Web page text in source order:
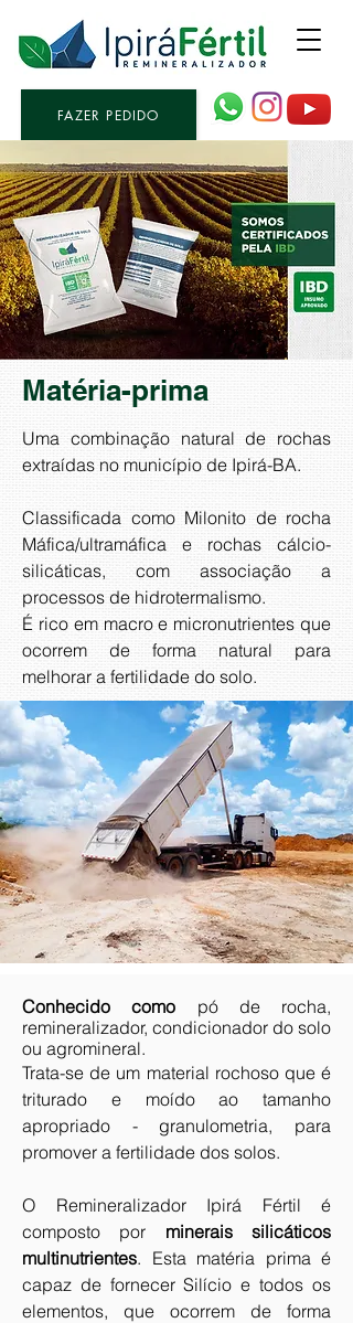
FAZER PEDIDO
Matéria-prima
Uma combinação natural de rochas
extraídas no município de Ipirá-BA.
Classificada como Milonito de rocha
Máfica/ultramáfica e rochas cálcio-
silicáticas, com associação a
processos de hidrotermalismo.
É rico em macro e micronutrientes que
ocorrem de forma natural para
melhorar a fertilidade do solo.
Conhecido como pó de rocha,
remineralizador, condicionador do solo
ou agromineral.
Trata-se de um material rochoso que é
triturado e moído ao tamanho
apropriado - granulometria, para
promover a fertilidade dos solos.
O Remineralizador Ipirá Fértil é
composto por minerais silicáticos
multinutrientes. Esta matéria prima é
capaz de fornecer Silício e todos os
elementos, que ocorrem de forma